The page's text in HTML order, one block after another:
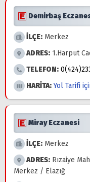
Demirbaş
İLÇE: Merkez
ADRES: 1.Harput
TELEFON:
HARİTA: Yol Tarifi
Miray Eczanesi
İLÇE: Merkez
ADRES: Rızaiye
Merkez / Elazığ